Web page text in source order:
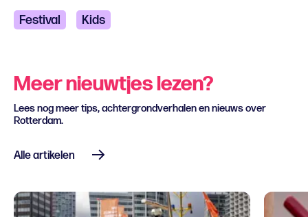
Festival Kids
Meer nieuwtjes lezen?
Lees nog meer tips, achtergrondverhalen en nieuws over
Rotterdam.
Alle artikelen